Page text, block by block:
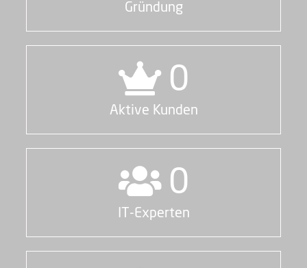
Grün­dung
0
Akti­ve Kunden
0
IT-Experten